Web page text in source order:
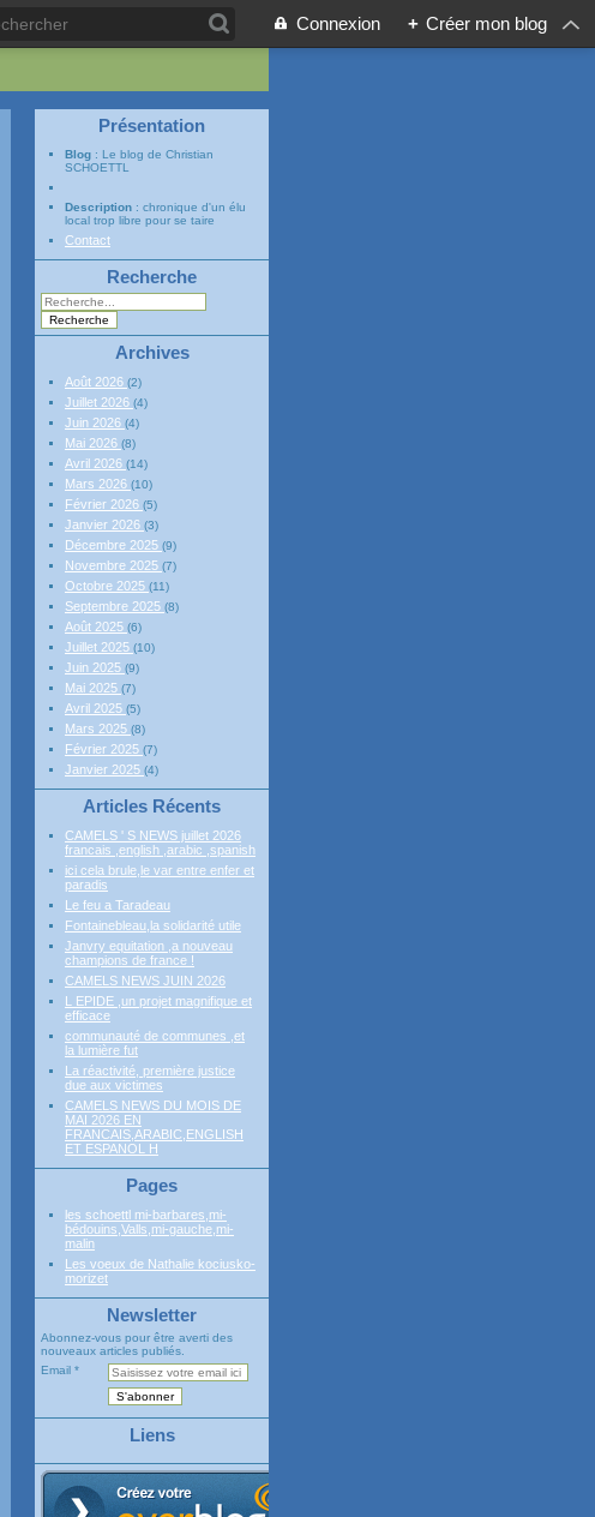
Connexion + Créer mon blog
Présentation
Blog : Le blog de Christian
SCHOETTL
Description : chronique d'un élu
local trop libre pour se taire
Contact
Recherche
Archives
Août 2026 (2)
Juillet 2026 (4)
Juin 2026 (4)
Mai 2026 (8)
Avril 2026 (14)
Mars 2026 (10)
Février 2026 (5)
Janvier 2026 (3)
Décembre 2025 (9)
Novembre 2025 (7)
Octobre 2025 (11)
Septembre 2025 (8)
Août 2025 (6)
Juillet 2025 (10)
Juin 2025 (9)
Mai 2025 (7)
Avril 2025 (5)
Mars 2025 (8)
Février 2025 (7)
Janvier 2025 (4)
Articles Récents
CAMELS ' S NEWS juillet 2026
francais ,english ,arabic ,spanish
ici cela brule,le var entre enfer et
paradis
Le feu a Taradeau
Fontainebleau,la solidarité utile
Janvry equitation ,a nouveau
champions de france !
CAMELS NEWS JUIN 2026
L EPIDE ,un projet magnifique et
efficace
communauté de communes ,et
la lumière fut
La réactivité, première justice
due aux victimes
CAMELS NEWS DU MOIS DE
MAI 2026 EN
FRANCAIS,ARABIC,ENGLISH
ET ESPANOL H
Pages
les schoettl mi-barbares,mi-
bédouins,Valls,mi-gauche,mi-
malin
Les voeux de Nathalie kociusko-
morizet
Newsletter
Abonnez-vous pour être averti des
nouveaux articles publiés.
Email
Liens